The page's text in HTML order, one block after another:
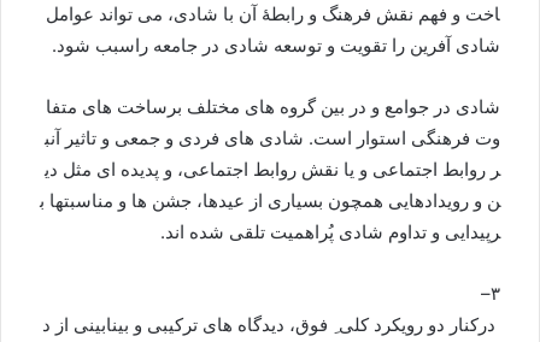
اخت و فهم نقش فرهنگ و رابطۀ آن با شادی، می تواند عوامل
شادی آفرین را تقویت و توسعه شادی در جامعه راسبب شود.
شادی در جوامع و در بین گروه های مختلف برساخت های متفا
وت فرهنگی استوار است. شادی های فردی و جمعی و تاثير آنب
ر روابط اجتماعی و يا نقش روابط اجتماعی، و پديده ای مثل دی
ن و رويدادهايی همچون بسياری از عیدها، جشن ها و مناسبتها ب
رپيدايی و تداوم شادی پُراهمیت تلقی شده اند.
۳–
درکنار دو رویکرد کلی فوق، دیدگاه های ترکیبی و بینابینی از د